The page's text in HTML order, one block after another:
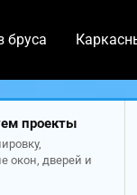
бруса
проекты
окон, дверей и